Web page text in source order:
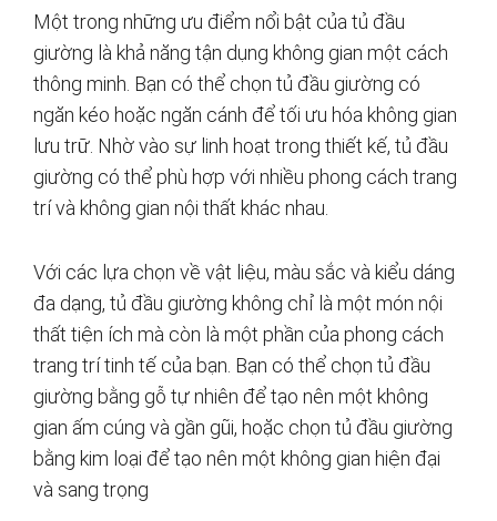
Một trong những ưu điểm nổi bật của tủ đầu
giường là khả năng tận dụng không gian một cách
thông minh. Bạn có thể chọn tủ đầu giường có
ngăn kéo hoặc ngăn cánh để tối ưu hóa không gian
lưu trữ. Nhờ vào sự linh hoạt trong thiết kế, tủ đầu
giường có thể phù hợp với nhiều phong cách trang
trí và không gian nội thất khác nhau.
Với các lựa chọn về vật liệu, màu sắc và kiểu dáng
đa dạng, tủ đầu giường không chỉ là một món nội
thất tiện ích mà còn là một phần của phong cách
trang trí tinh tế của bạn. Bạn có thể chọn tủ đầu
giường bằng gỗ tự nhiên để tạo nên một không
gian ấm cúng và gần gũi, hoặc chọn tủ đầu giường
bằng kim loại để tạo nên một không gian hiện đại
và sang trọng